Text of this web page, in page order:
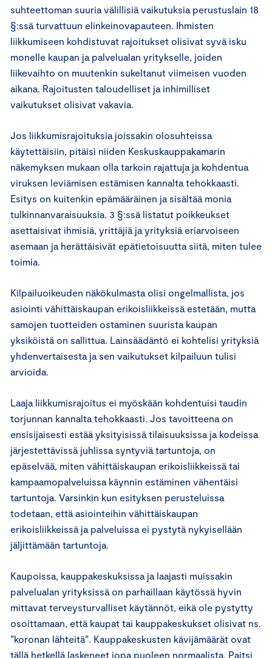
suhteettoman suuria välillisiä vaikutuksia perustuslain 18
§:ssä turvattuun elinkeinovapauteen. Ihmisten
liikkumiseen kohdistuvat rajoitukset olisivat syvä isku
monelle kaupan ja palvelualan yritykselle, joiden
liikevaihto on muutenkin sukeltanut viimeisen vuoden
aikana. Rajoitusten taloudelliset ja inhimilliset
vaikutukset olisivat vakavia.
Jos liikkumisrajoituksia joissakin olosuhteissa
käytettäisiin, pitäisi niiden Keskuskauppakamarin
näkemyksen mukaan olla tarkoin rajattuja ja kohdentua
viruksen leviämisen estämisen kannalta tehokkaasti.
Esitys on kuitenkin epämääräinen ja sisältää monia
tulkinnanvaraisuuksia. 3 §:ssä listatut poikkeukset
asettaisivat ihmisiä, yrittäjiä ja yrityksiä eriarvoiseen
asemaan ja herättäisivät epätietoisuutta siitä, miten tulee
toimia.
Kilpailuoikeuden näkökulmasta olisi ongelmallista, jos
asiointi vähittäiskaupan erikoisliikkeissä estetään, mutta
samojen tuotteiden ostaminen suurista kaupan
yksiköistä on sallittua. Lainsäädäntö ei kohtelisi yrityksiä
yhdenvertaisesta ja sen vaikutukset kilpailuun tulisi
arvioida.
Laaja liikkumisrajoitus ei myöskään kohdentuisi taudin
torjunnan kannalta tehokkaasti. Jos tavoitteena on
ensisijaisesti estää yksityisissä tilaisuuksissa ja kodeissa
järjestettävissä juhlissa syntyviä tartuntoja, on
epäselvää, miten vähittäiskaupan erikoisliikkeissä tai
kampaamopalveluissa käynnin estäminen vähentäisi
tartuntoja. Varsinkin kun esityksen perusteluissa
todetaan, että asiointeihin vähittäiskaupan
erikoisliikkeissä ja palveluissa ei pystytä nykyisellään
jäljittämään tartuntoja.
Kaupoissa, kauppakeskuksissa ja laajasti muissakin
palvelualan yrityksissä on parhaillaan käytössä hyvin
mittavat terveysturvalliset käytännöt, eikä ole pystytty
osoittamaan, että kaupat tai kauppakeskukset olisivat ns.
”koronan lähteitä”. Kauppakeskusten kävijämäärät ovat
tällä hetkellä laskeneet jopa puoleen normaalista. Paitsi